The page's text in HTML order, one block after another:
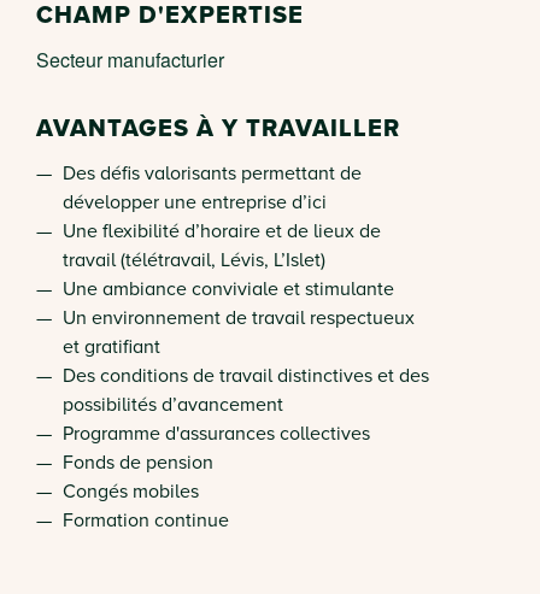
CHAMP D'EXPERTISE
Secteur manufacturier
AVANTAGES À Y TRAVAILLER
Des défis valorisants permettant de
développer une entreprise d’ici
Une flexibilité d’horaire et de lieux de
travail (télétravail, Lévis, L’Islet)
Une ambiance conviviale et stimulante
Un environnement de travail respectueux
et gratifiant
Des conditions de travail distinctives et des
possibilités d’avancement
Programme d'assurances collectives
Fonds de pension
Congés mobiles
Formation continue